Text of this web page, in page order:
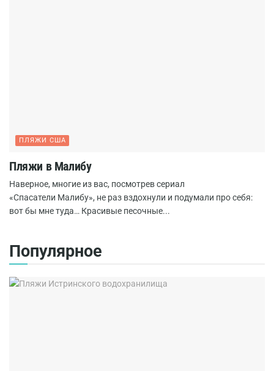
ПЛЯЖИ США
Пляжи в Малибу
Наверное, многие из вас, посмотрев сериал
«Спасатели Малибу», не раз вздохнули и подумали про себя:
вот бы мне туда… Красивые песочные...
Популярное